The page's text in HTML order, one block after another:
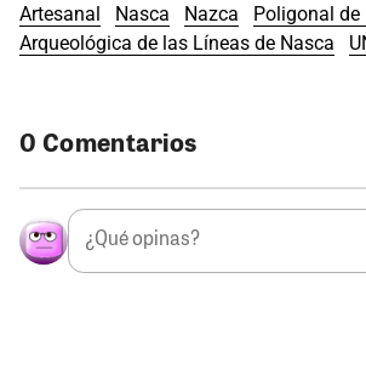
Artesanal
Nasca Nazca Poligonal de
Arqueológica de las Líneas de Nasca
0 Comentarios